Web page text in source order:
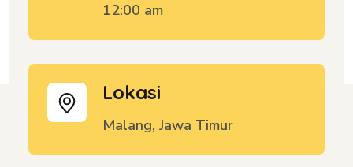
12:00 am
Lokasi
Malang, Jawa Timur